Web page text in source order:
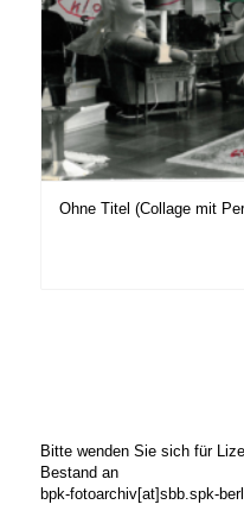
Ohne Titel (Collage mit
Bitte wenden Sie sich für
Bestand an
bpk-fotoarchiv[at]sbb.spk-